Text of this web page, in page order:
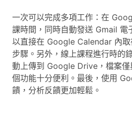
一次可以完成多項工作：在
課時間，同時自動發送 Gmail 電
以直接在 Google Calendar 內
步驟。另外，線上課程進行時的
動上傳到 Google Drive，檔案
個功能十分便利。最後，使用
饋，分析反饋更加輕鬆。